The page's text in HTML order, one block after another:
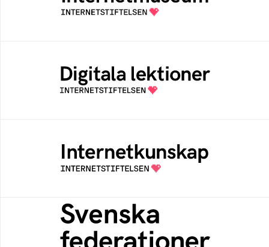
av Internetstiftelsen
Öppen digital lärresurs med färdiga lektioner
för alla stadier i grundskolan
Samlad kunskap som hjälper dig att bli en
säker och medveten internetanvändare
Svenska federationer
Grunden för medlemskap i en sektors- eller
kontextspecifik federation